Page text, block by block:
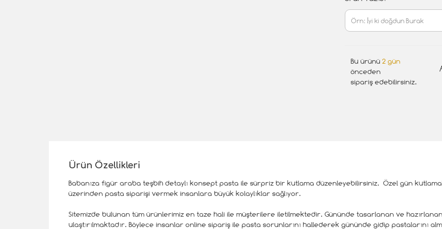
Bu ürünü 2 gün
önceden
sipariş edebilirsiniz.
Ürün Özellikleri
Babanıza figür araba teşbih detaylı konsept pasta ile sürpriz bir kutlama düzenleyebilirsiniz. Özel gün
üzerinden pasta siparişi vermek insanlara büyük kolaylıklar sağlıyor.
Sitemizde bulunan tüm ürünlerimiz en taze hali ile müşterilere iletilmektedir. Gününde tasarlanan ve
ulaştırılmaktadır. Böylece insanlar online sipariş ile pasta sorunlarını hallederek gününde gidip pastalarını